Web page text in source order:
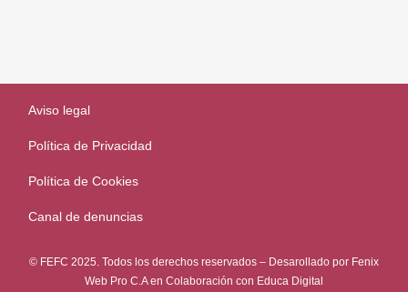
© FEFC 2025. Todos los derechos reservados – Desarollado por Fenix
Web Pro C.Aen Colaboración con Educa Digital
Aviso legal
Política de Privacidad
Política de Cookies
Canal de denuncias